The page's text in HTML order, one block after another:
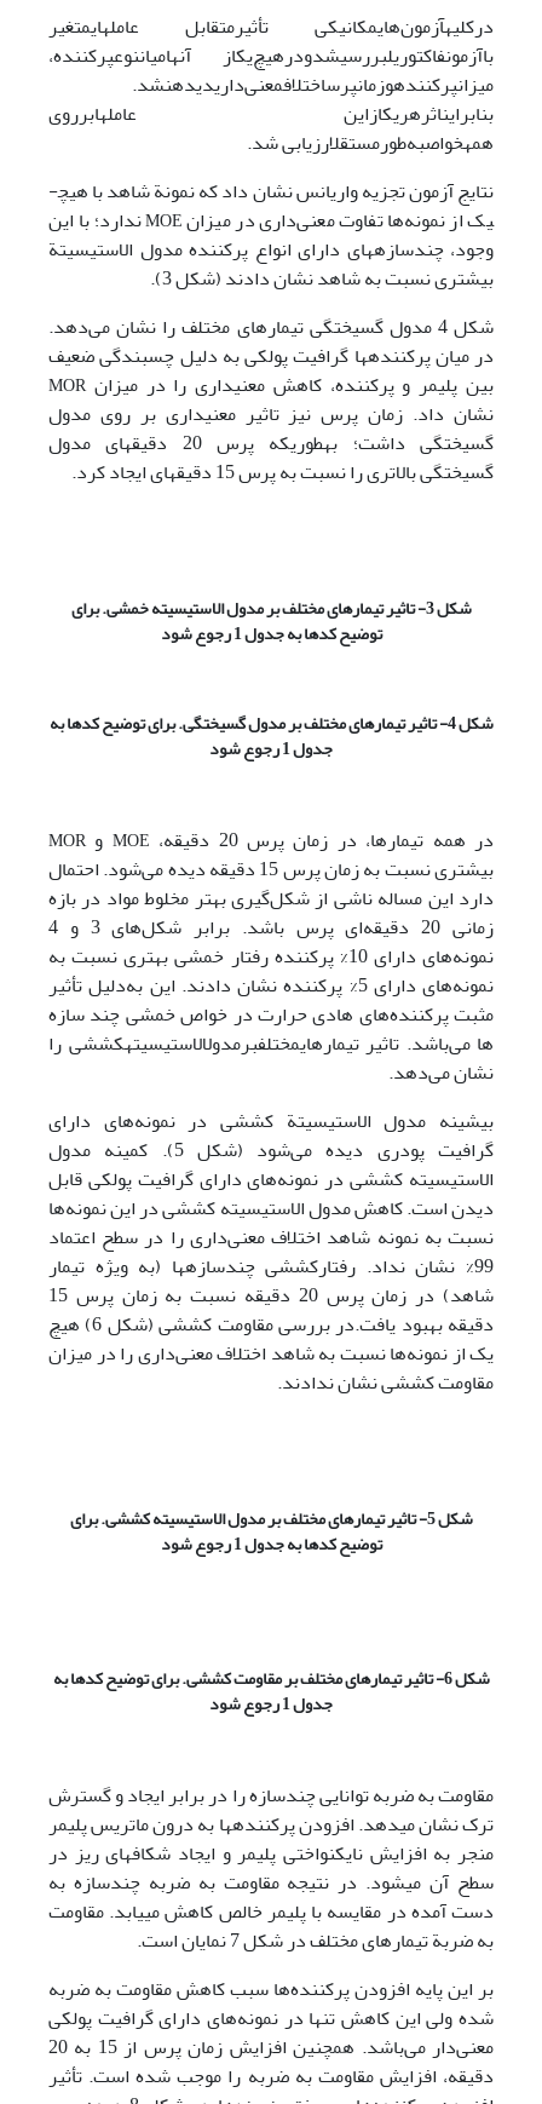
درکلیهآزمون‌هایمکانیکی تأثیرمتقابل عامل­هایمتغیر
باآزمونفاکتوریلبررسیشدودرهیچ‌یکاز آنهامیاننوعپرکننده،
میزانپرکنندهوزمانپرساختلافمعنی‌داریدیدهنشد.
بنابرایناثرهریکازاین عامل­هابرروی
همهخواصبه‌طورمستقلارزیابی شد.
نتایج آزمون تجزیه واریانس نشان داد که نمونة شاهد با هیچ­
یک از نمونه‌ها تفاوت معنی‌داری در میزان MOEندارد؛ با این
وجود، چندسازه­های دارای انواع پرکننده مدول الاستیسیتة
بیشتری نسبت به شاهد نشان دادند (شکل 3).
شکل 4 مدول گسیختگی تیمارهای مختلف را نشان می‌دهد.
در میان پرکننده­ها گرافیت پولکی به دلیل چسبندگی ضعیف
بین پلیمر و پرکننده، کاهش معنی‏داری را در میزانMOR
نشان داد. زمان پرس نیز تاثیر معنی­داری بر روی مدول
گسیختگی داشت؛ به­طوری­که پرس 20 دقیقه­ای مدول
گسیختگی بالاتری را نسبت به پرس 15 دقیقه­ای ایجاد کرد.
شکل 3- تاثیر تیمارهای مختلف بر مدول الاستیسیته خمشی. برای
توضیح کدها بهجدول 1 رجوع شود
شکل 4- تاثیر تیمارهای مختلف بر مدول گسیختگی. برای توضیح کدها به
جدول 1 رجوع شود
در همه تیمارها، در زمان پرس 20 دقیقه، MOE وMOR
بیشتری نسبت به زمان پرس 15 دقیقه دیده می‌شود. احتمال
دارد این مساله ناشی از شکل‌گیری بهتر مخلوط مواد در بازه
زمانی 20 دقیقه‌ای پرس ­باشد. برابر شکل‌های 3 و 4
نمونه‌های دارای 10% پرکننده رفتار خمشی بهتری نسبت به
نمونه‌های دارای 5% پرکننده نشان دادند. این به‌دلیل تأثیر
مثبت پرکننده‌های هادی حرارت در خواص خمشی چند سازه
‌ها می‌باشد. تاثیر تیمارهایمختلفبرمدولالاستیسیتهکششی را
نشان می‌دهد.
بیشینه مدول الاستیسیتة کششی در نمونه‌های دارای
گرافیت پودری دیده می‌شود (شکل 5). کمینه مدول
الاستیسیته کششی در نمونه‌های دارای گرافیت پولکی قابل
دیدن است. کاهش مدول الاستیسیته کششی در این نمونه‌ها
نسبت به نمونه شاهد اختلاف معنی‌داری را در سطح اعتماد
99% نشان نداد. رفتارکششی چندسازه­ها (به ­ویژه تیمار
شاهد) در زمان پرس 20 دقیقه نسبت به زمان پرس 15
دقیقه بهبود یافت.
در بررسی مقاومت کششی (شکل 6) هیچ
یک از نمونه‌ها نسبت به شاهد اختلاف معنی‌داری را در میزان
مقاومت کششی نشان ندادند.
شکل 5- تاثیر تیمارهای مختلف بر مدول الاستیسیته کششی. برای
توضیح کدها بهجدول 1 رجوع شود
شکل 6- تاثیر تیمارهای مختلف بر مقاومت کششی. برای توضیح کدها به
جدول 1 رجوع شود
مقاومت به ضربه توانایی چندسازه را در برابر ایجاد و گسترش
ترک نشان می­دهد. افزودن پرکننده­ها به درون ماتریس پلیمر
منجر به افزایش نایکنواختی پلیمر و ایجاد شکاف­های ریز در
سطح آن می­شود­. در نتیجه مقاومت به ضربه چندسازه به
دست آمده در مقایسه با پلیمر خالص کاهش می­یابد. مقاومت
به ضربة تیمارهای مختلف در شکل 7 نمایان است.
بر این پایه افزودن پرکننده‌ها سبب کاهش مقاومت به ضربه
شده ولی این کاهش تنها در نمونه‌های دارای گرافیت پولکی
معنی‌دار می‌باشد. همچنین افزایش زمان پرس از 15 به 20
دقیقه، افزایش مقاومت به ضربه را موجب شده است. تأثیر